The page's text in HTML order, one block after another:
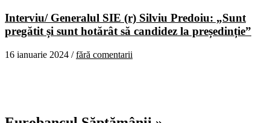
Interviu/ Generalul SIE (r) Silviu Predoiu: „Sunt
pregătit și sunt hotărât să candidez la președinție”
16 ianuarie 2024 /fără comentarii